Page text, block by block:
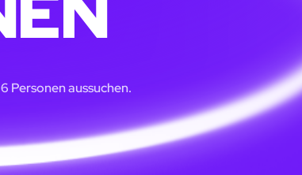
Personen aussuchen.